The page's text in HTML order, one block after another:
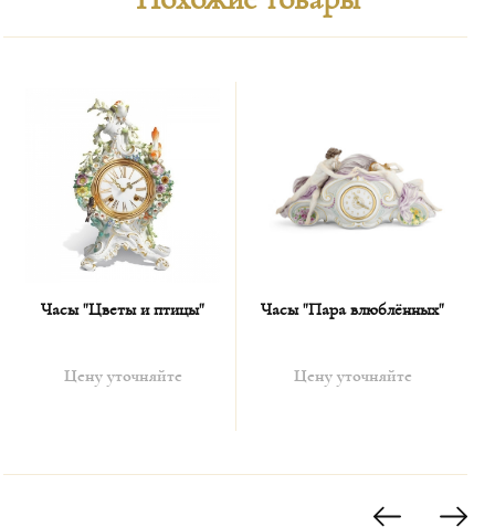
Циферблат часов представляет арабские цифры,
накладными цветами.
Часы "Цветы и птицы"
Цену уточняйте
Часы "Пара влюблённых"
Цену уточняйте